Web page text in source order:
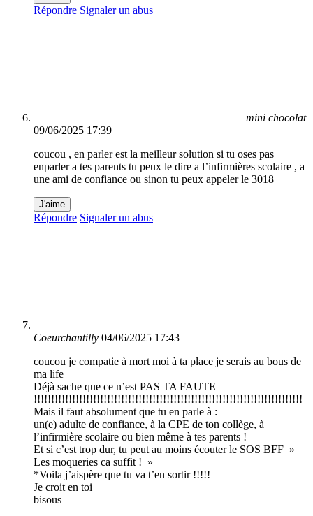
Répondre Signaler un abus
mini chocolat
09/06/2025 17:39
coucou , en parler est la meilleur solution si tu oses pas
enparler a tes parents tu peux le dire a l’infirmières scolaire , a
une ami de confiance ou sinon tu peux appeler le 3018
J'aime
Répondre Signaler un abus
Coeurchantilly 04/06/2025 17:43
coucou je compatie à mort moi à ta place je serais au bous de
ma life
Déjà sache que ce n’est PAS TA FAUTE
!!!!!!!!!!!!!!!!!!!!!!!!!!!!!!!!!!!!!!!!!!!!!!!!!!!!!!!!!!!!!!!!!!!!!!!!!!!!!
Mais il faut absolument que tu en parle à :
un(e) adulte de confiance, à la CPE de ton collège, à
l’infirmière scolaire ou bien même à tes parents !
Et si c’est trop dur, tu peut au moins écouter le SOS BFF »
Les moqueries ca suffit ! »
*Voila j’aispère que tu va t’en sortir !!!!!
Je croit en toi
bisous